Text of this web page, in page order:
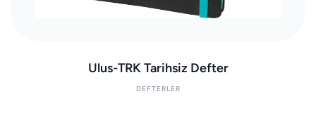
Ulus-TRK Tarihsiz Defter
DEFTERLER